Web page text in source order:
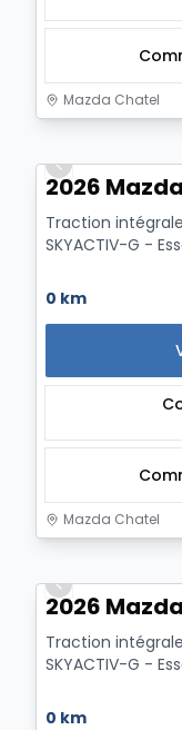
Mazda Chatel
Previous slide
2026
Traction
SKYACTIV-G -
0 km
Mazda Chatel
Previous slide
2026
Traction
SKYACTIV-G -
0 km